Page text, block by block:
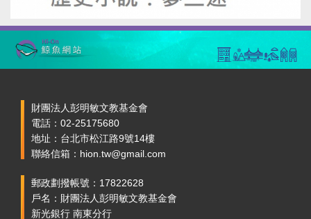
財團法人彭明敏文教基金會
電話：02-25175680
地址：台北市松江路9號14樓
聯絡信箱：hion.tw@gmail.com
郵政劃撥帳號：17822628
戶名：財團法人彭明敏文教基金會
新光銀行 南東分行